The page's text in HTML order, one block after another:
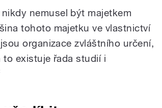
nemusel být majetkem
tohoto majetku ve vlastnictví
organizace zvláštního určení,
to existuje řada studií i